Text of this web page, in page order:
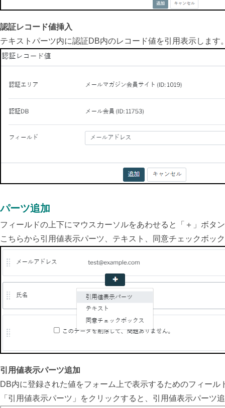
認証レコード値挿入
テキストパーツ内に認証DB内のレコード値を引用表示します
パーツ追加
フィールドの上下にマウスカーソルをあわせると「＋」ボタ
こちらから引用値表示パーツ、テキスト、同意チェックボッ
引用値表示パーツ追加
DB内に登録された値をフォーム上で表示するためのフィール
「引用値表示パーツ」をクリックすると、引用値表示パーツ